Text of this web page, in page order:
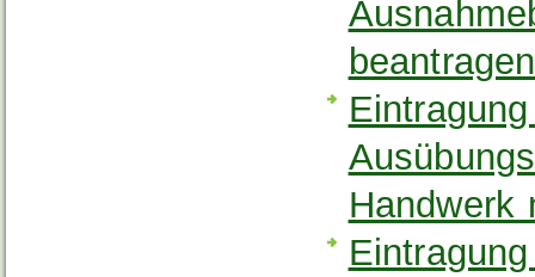
beantragen
Handwerk